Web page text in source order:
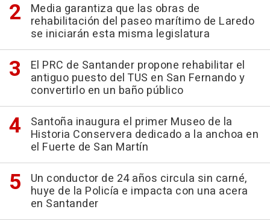
Media garantiza que las obras de
rehabilitación del paseo marítimo de Laredo
se iniciarán esta misma legislatura
El PRC de Santander propone rehabilitar el
antiguo puesto del TUS en San Fernando y
convertirlo en un baño público
Santoña inaugura el primer Museo de la
Historia Conservera dedicado a la anchoa en
el Fuerte de San Martín
Un conductor de 24 años circula sin carné,
huye de la Policía e impacta con una acera
en Santander